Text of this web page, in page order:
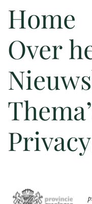
Home
Over